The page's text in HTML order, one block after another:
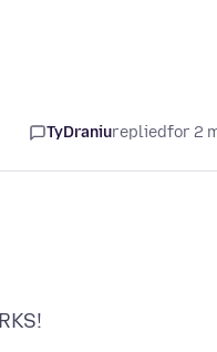
TyDraniurepliedfor 2